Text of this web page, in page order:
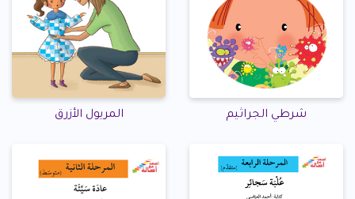
شرطي الجراثيم المريول الأزرق